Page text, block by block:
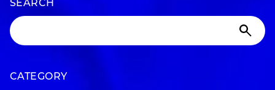
SEARCH
CATEGORY